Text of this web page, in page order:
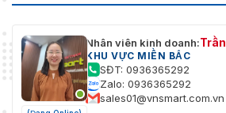
Nhân viên kinh doanh:
KHU VỰC MIỀN BẮC
SĐT: 0936365292
Zalo: 0936365292
sales01@vnsmart.com.vn